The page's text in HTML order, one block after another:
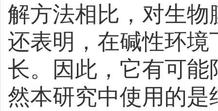
解方法相比，对生
还表明，在碱性环
长。因此，它有可能
然本研究中使用的